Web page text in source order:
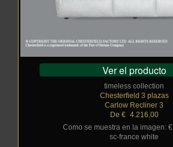
Ver el producto
timeless collection
Chesterfield 3 plazas
Carlow Recliner 3
De €_ 4.216,00
Como se muestra en la imagen: €
sc-france white